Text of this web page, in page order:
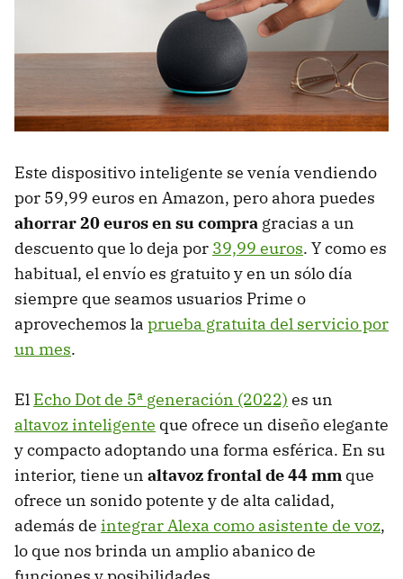
Este dispositivo inteligente se venía vendiendo
por 59,99 euros en Amazon, pero ahora puedes
ahorrar 20 euros en su compra gracias a un
descuento que lo deja por 39,99 euros. Y como es
habitual, el envío es gratuito y en un sólo día
siempre que seamos usuarios Prime o
aprovechemos la prueba gratuita del servicio por
un mes.
El Echo Dot de 5ª generación (2022) es un
altavoz inteligente que ofrece un diseño elegante
y compacto adoptando una forma esférica. En su
interior, tiene un altavoz frontal de 44 mm que
ofrece un sonido potente y de alta calidad,
además de integrar Alexa como asistente de voz,
lo que nos brinda un amplio abanico de